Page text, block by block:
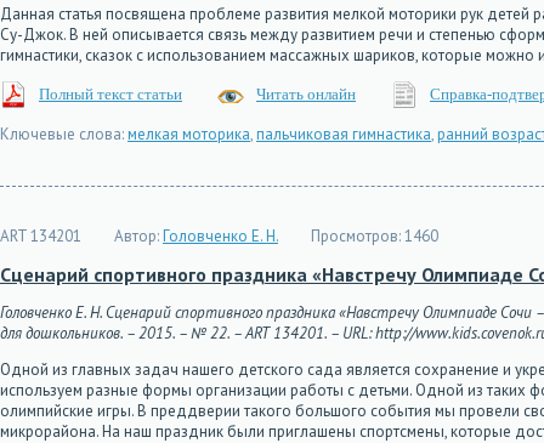
Данная статья посвящена проблеме развития мелкой моторики рук детей
Су-Джок. В ней описывается связь между развитием речи и степенью
гимнастики, сказок с использованием массажных шариков, которые можно
Полный текст статьи Читать онлайн Справка-
Ключевые слова:мелкая моторика,пальчиковая гимнастика,ранний
ART 134201 Автор:Головченко Е. Н. Просмотров:1460
Сценарий спортивного праздника «Навстречу Олимпиаде
Головченко Е. Н. Сценарий спортивного праздника «Навстречу Олимпиаде
для дошкольников. – 2015. – № 22. – ART 134201. – URL: http://
Одной из главных задач нашего детского сада является сохранение и
используем разные формы организации работы с детьми. Одной из таких
олимпийские игры. В преддверии такого большого события мы провели
микрорайона. На наш праздник были приглашены спортсмены, которые